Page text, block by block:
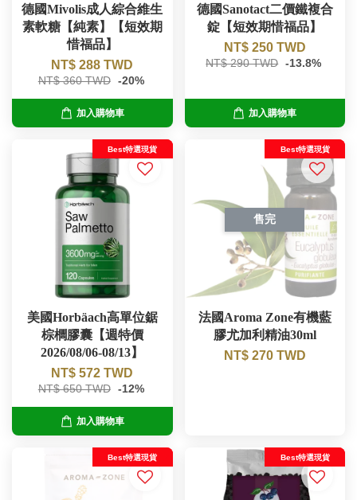
德國Mivolis成人綜合維生
素軟糖【純素】【短效期
惜福品】
NT$ 288 TWD
NT$ 360 TWD -20%
加入購物車
德國Sanotact二價鐵複合
錠【短效期惜福品】
NT$ 250 TWD
NT$ 290 TWD -13.8%
加入購物車
Best特選現貨
美國Horbäach高單位鋸
棕櫚膠囊【週特價
2026/08/06-08/13】
NT$ 572 TWD
NT$ 650 TWD -12%
加入購物車
售完
Best特選現貨
法國Aroma Zone有機藍
膠尤加利精油30ml
NT$ 270 TWD
Best特選現貨 Best特選現貨